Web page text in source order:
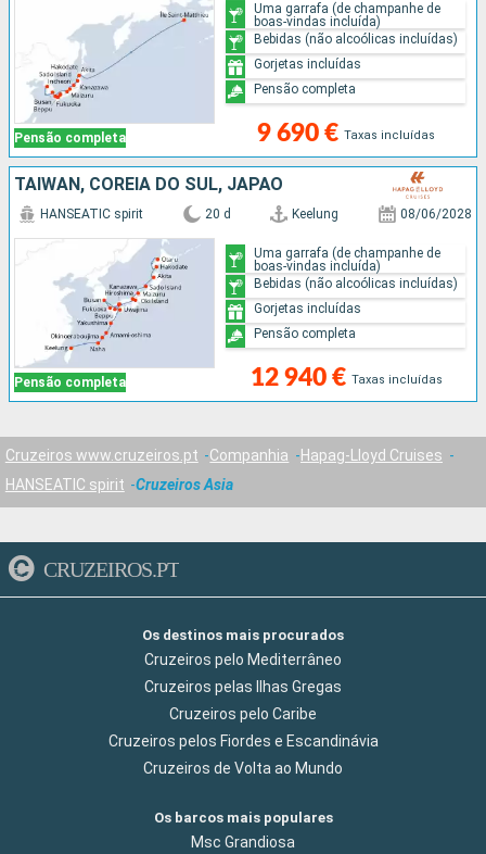
Pensão completa 9 690 € Taxas incluídas
Uma garrafa (de champanhe de
boas-vindas incluída)
Bebidas (não alcoólicas incluídas)
Gorjetas incluídas
Pensão completa
TAIWAN, COREIA DO SUL, JAPÃO
Pensão completa
HANSEATIC spirit 20 d Keelung 08/06/2028
12 940 € Taxas incluídas
Uma garrafa (de champanhe de
boas-vindas incluída)
Bebidas (não alcoólicas incluídas)
Gorjetas incluídas
Pensão completa
Cruzeiros www.cruzeiros.pt Companhia
Hapag-Lloyd Cruises
HANSEATIC spirit
Cruzeiros Asia
CRUZEIROS.PT
Os destinos mais procurados
Cruzeiros pelo Mediterrâneo
Cruzeiros pelas Ilhas Gregas
Cruzeiros pelo Caribe
Cruzeiros pelos Fiordes e Escandinávia
Cruzeiros de Volta ao Mundo
Os barcos mais populares
Msc Grandiosa